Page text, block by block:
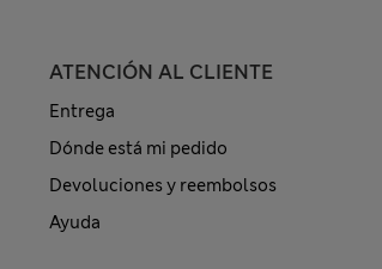
ATENCIÓN AL CLIENTE
Entrega
Dónde está mi pedido
Devoluciones y reembolsos
Ayuda